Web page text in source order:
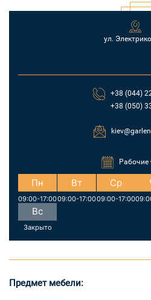
ул.
+38 (044)
+38 (050)
Рабочие
Пн
09:00-17:00
Вт
09:00-17:00
Ср
09:00-17:00
Вс
Закрыто
Предмет мебели: